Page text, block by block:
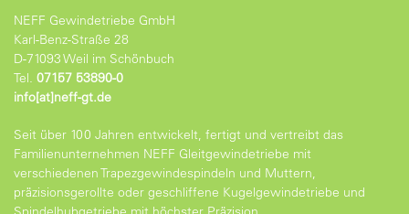
NEFF Gewindetriebe GmbH
Karl-Benz-Straße 28
D-71093 Weil im Schönbuch
Tel. 07157 53890-0
info[at]neff-gt.de
Seit über 100 Jahren entwickelt, fertigt und vertreibt das
Familienunternehmen NEFF Gleitgewindetriebe mit
verschiedenen Trapezgewindespindeln und Muttern,
präzisionsgerollte oder geschliffene Kugelgewindetriebe und